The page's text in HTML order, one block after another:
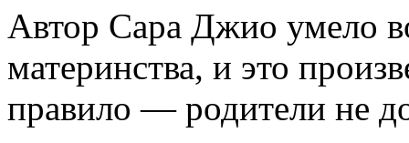
Автор Сара Джио умело
материнства, и это
правило — родители не